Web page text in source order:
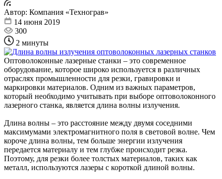
Автор: Компания «Технограв»
14 июня 2019
300
2 минуты
Оптоволоконные лазерные станки – это современное
оборудование, которое широко используется в различных
отраслях промышленности для резки, гравировки и
маркировки материалов. Одним из важных параметров,
который необходимо учитывать при выборе оптоволоконного
лазерного станка, является длина волны излучения.
Длина волны – это расстояние между двумя соседними
максимумами электромагнитного поля в световой волне. Чем
короче длина волны, тем больше энергии излучения
передается материалу и тем глубже происходит резка.
Поэтому, для резки более толстых материалов, таких как
металл, используются лазеры с короткой длиной волны.